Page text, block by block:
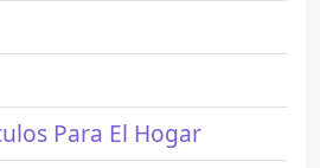
Para El Hogar